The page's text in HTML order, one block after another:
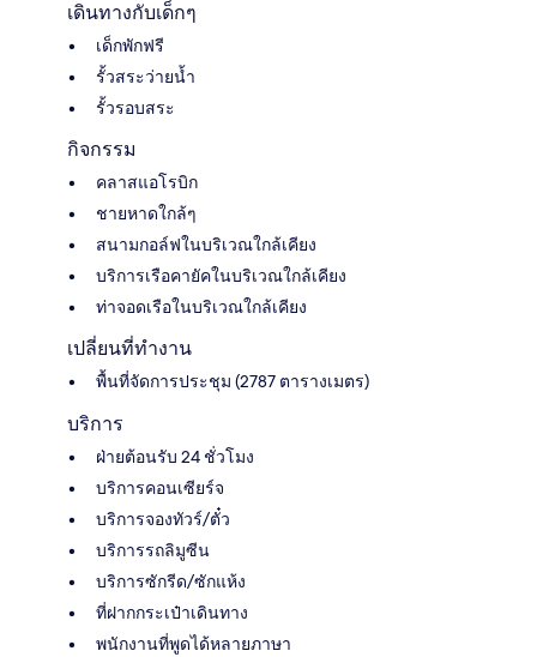
เดินทางกับเด็กๆ
เด็กพักฟรี
รั้วสระว่ายน้ำ
รั้วรอบสระ
กิจกรรม
คลาสแอโรบิก
ชายหาดใกล้ๆ
สนามกอล์ฟในบริเวณใกล้เคียง
บริการเรือคายัคในบริเวณใกล้เคียง
ท่าจอดเรือในบริเวณใกล้เคียง
เปลี่ยนที่ทำงาน
พื้นที่จัดการประชุม (2787 ตารางเมตร)
บริการ
ฝ่ายต้อนรับ 24 ชั่วโมง
บริการคอนเซียร์จ
บริการจองทัวร์/ตั๋ว
บริการรถลิมูซีน
บริการซักรีด/ซักแห้ง
ที่ฝากกระเป๋าเดินทาง
พนักงานที่พูดได้หลายภาษา